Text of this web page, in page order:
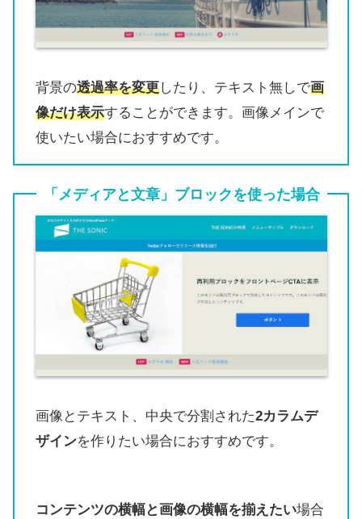
背景の透過率を変更したり、テキスト無しで画
像だけ表示することができます。画像メインで
使いたい場合におすすめです。
「メディアと文章」ブロックを使った場合
画像とテキスト、中央で分割された2カラムデ
ザインを作りたい場合におすすめです。
コンテンツの横幅と画像の横幅を揃えたい場合